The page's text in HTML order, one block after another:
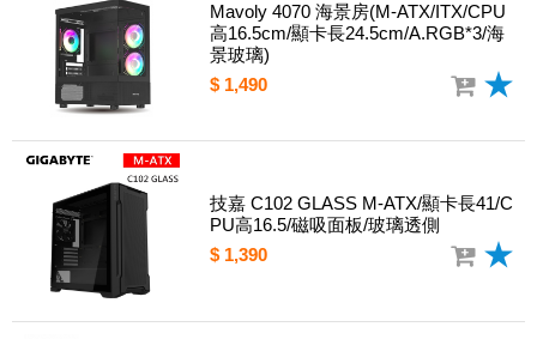
Mavoly 4070 海景房(M-ATX/ITX/CPU
高16.5cm/顯卡長24.5cm/A.RGB*3/海
景玻璃)
$ 1,490
技嘉 C102 GLASS M-ATX/顯卡長41/C
PU高16.5/磁吸面板/玻璃透側
$ 1,390